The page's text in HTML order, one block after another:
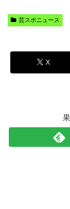
芸スポニュース
X